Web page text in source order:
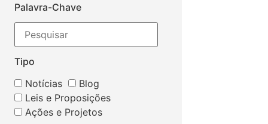
Palavra-Chave
Tipo
Notícias
Blog
Leis e Proposições
Ações e Projetos